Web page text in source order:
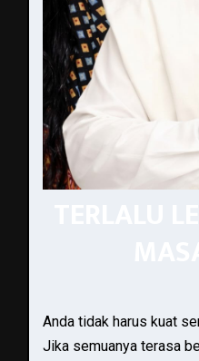
Anda tidak harus kuat
Jika semuanya terasa